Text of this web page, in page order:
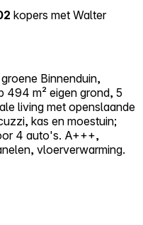
kopers met Walter
Binnenduin,
494 m² eigen grond, 5
living met openslaande
kas en moestuin;
4 auto's. A+++,
vloerverwarming.